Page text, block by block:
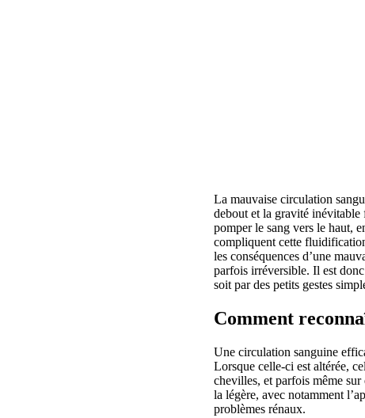
La mauvaise circulation
debout et la gravité inévitable
pomper le sang vers le haut,
compliquent cette
les conséquences d’une
parfois irréversible. Il est
soit par des petits gestes
Comment
Une circulation sanguine
Lorsque celle-ci est altérée,
chevilles, et parfois même sur
la légère, avec notamment
problèmes rénaux.